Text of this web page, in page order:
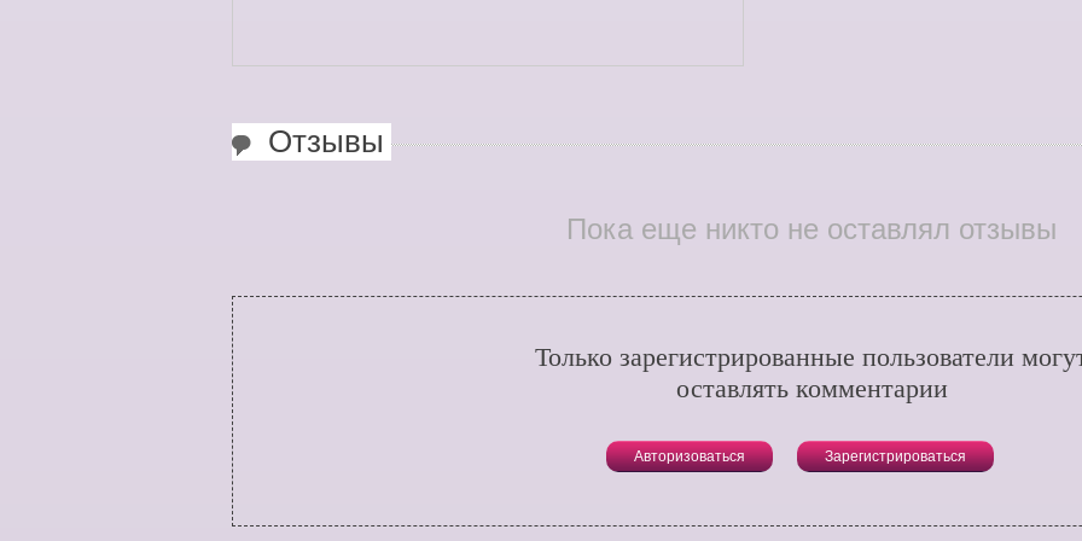
Отзывы
Пока еще никто не оставлял отзывы
Только зарегистрированные пользователи
оставлять комментарии
Авторизоваться Зарегистрироваться